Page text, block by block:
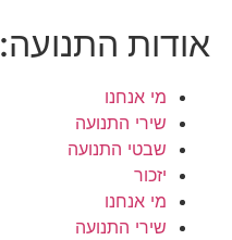
אודות התנועה:
מי אנחנו
שירי התנועה
שבטי התנועה
יזכור
מי אנחנו
שירי התנועה